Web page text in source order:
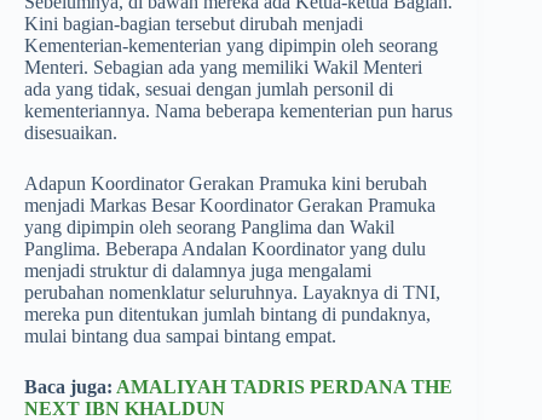
Kini bagian-bagian tersebut dirubah menjadi
Kementerian-kementerian yang dipimpin oleh seorang
Menteri. Sebagian ada yang memiliki Wakil Menteri
ada yang tidak, sesuai dengan jumlah personil di
kementeriannya. Nama beberapa kementerian pun harus
disesuaikan.
Adapun Koordinator Gerakan Pramuka kini berubah
menjadi Markas Besar Koordinator Gerakan Pramuka
yang dipimpin oleh seorang Panglima dan Wakil
Panglima. Beberapa Andalan Koordinator yang dulu
menjadi struktur di dalamnya juga mengalami
perubahan nomenklatur seluruhnya. Layaknya di TNI,
mereka pun ditentukan jumlah bintang di pundaknya,
mulai bintang dua sampai bintang empat.
Baca juga: AMALIYAH TADRIS PERDANA THE
NEXT IBN KHALDUN